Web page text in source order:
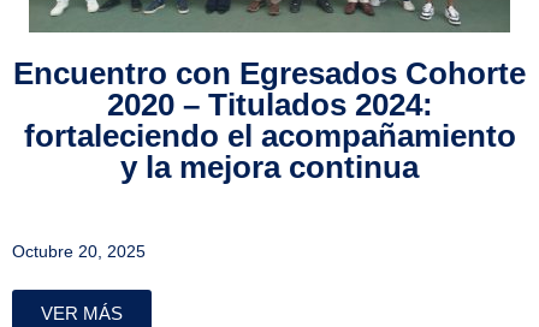
Encuentro con Egresados Cohorte
2020 – Titulados 2024:
fortaleciendo el acompañamiento
y la mejora continua
Octubre 20, 2025
VER MÁS